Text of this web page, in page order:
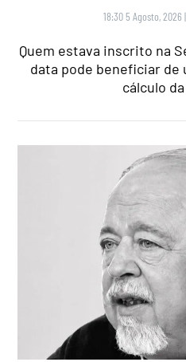
18:30 5 Agosto, 2026 |
Quem estava inscrito na
data pode beneficiar de
cálculo